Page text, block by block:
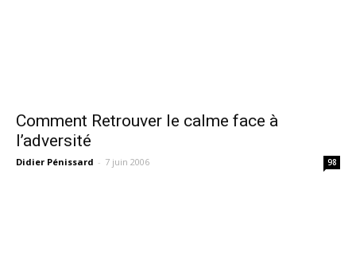
Comment Retrouver le calme face à
l’adversité
Didier Pénissard - 7 juin 2006 98